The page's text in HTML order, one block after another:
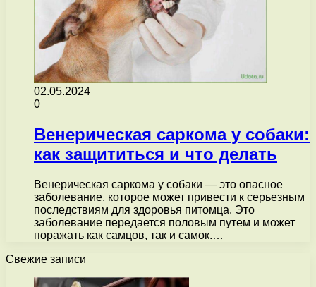
02.05.2024
0
Венерическая саркома у собаки:
как защититься и что делать
Венерическая саркома у собаки — это опасное
заболевание, которое может привести к серьезным
последствиям для здоровья питомца. Это
заболевание передается половым путем и может
поражать как самцов, так и самок.…
Свежие записи